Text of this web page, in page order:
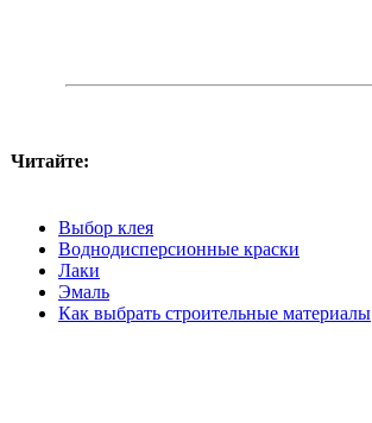
Читайте:
Выбор клея
Воднодисперсионные краски
Лаки
Эмаль
Как выбрать строительные материалы